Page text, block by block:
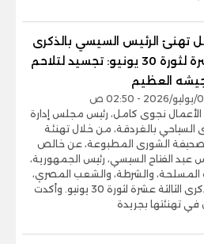
تهنئ الرئيس السيسي بالذكرى
الثالثة عشرة لثورة 30 يونيو: تجسيد لتلاحم
العظيم
الأعمال نجوى كامل، رئيس مجلس إدارة
السياحي بالغردقة، من خلال تهنئة
الشورى المطبوعة، عن خالص
عبد الفتاح السيسي، رئيس الجمهورية،
المسلحة، والشرطة، والشعب المصري،
بمناسبة الذكرى الثالثة عشرة لثورة 30 يونيو. وأكدت
تهنئتها بجريدة